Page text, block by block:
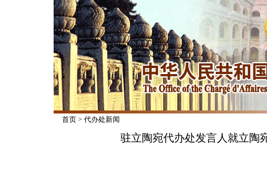
首页> 代办处新闻
驻立陶宛代办处发言人就立陶